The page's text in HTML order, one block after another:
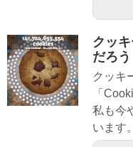
クッ
だろう
クッキ
「
私も今
います。